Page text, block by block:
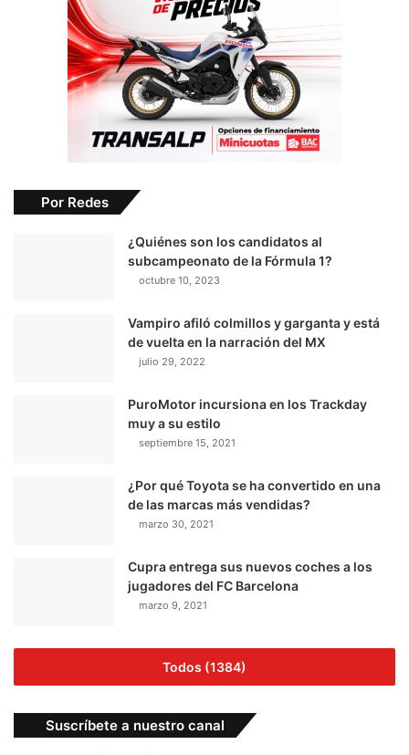
Por Redes
¿Quiénes son los candidatos al
subcampeonato de la Fórmula 1?
octubre 10, 2023
Vampiro afiló colmillos y garganta y está
de vuelta en la narración del MX
julio 29, 2022
PuroMotor incursiona en los Trackday
muy a su estilo
septiembre 15, 2021
¿Por qué Toyota se ha convertido en una
de las marcas más vendidas?
marzo 30, 2021
Cupra entrega sus nuevos coches a los
jugadores del FC Barcelona
marzo 9, 2021
Todos (1384)
Suscríbete a nuestro canal